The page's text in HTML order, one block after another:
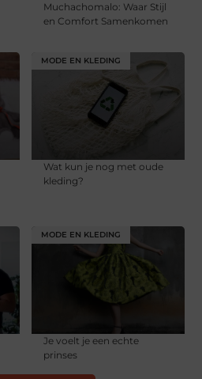
Muchachomalo: Waar Stijl
en Comfort Samenkomen
MODE EN KLEDING
Wat kun je nog met oude
kleding?
MODE EN KLEDING
Je voelt je een echte
prinses